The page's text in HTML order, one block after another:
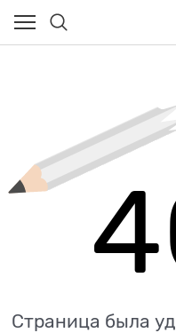
Страница была